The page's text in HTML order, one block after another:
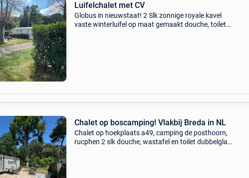
Luifelchalet met CV
Globus in nieuwstaat! 2 Slk zonnige royale kavel
vaste winterluifel op maat gemaakt douche, toilet
Chalet op boscamping! Vlakbij Breda in NL
Chalet op hoekplaats a49, camping de posthoorn,
rucphen 2 slk douche, wastafel en toilet dubbelglas